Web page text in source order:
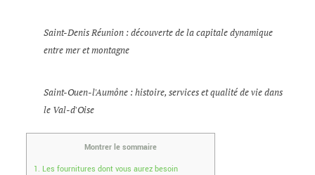
Saint-Denis Réunion : découverte de la capitale dynamique
entre mer et montagne
Saint-Ouen-l'Aumône : histoire, services et qualité de vie dans
le Val-d'Oise
Montrer le sommaire
1. Les fournitures dont vous aurez besoin